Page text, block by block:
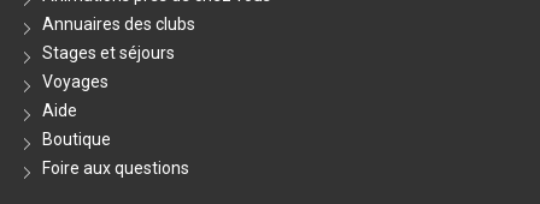
Annuaires des clubs
Stages et séjours
Voyages
Aide
Boutique
Foire aux questions